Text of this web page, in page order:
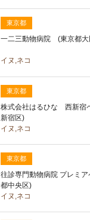
東京都
一二三動物病院 (東京都大
イヌ,ネコ
東京都
株式会社はるひな 西新宿
新宿区)
イヌ,ネコ
東京都
往診専門動物病院 プレミ
都中央区)
イヌ,ネコ